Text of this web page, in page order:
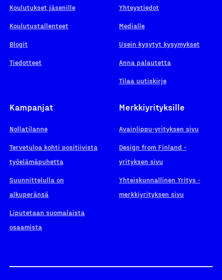
Koulutukset jäsenille
Koulutustallenteet
Blogit
Tiedotteet
Yhteystiedot
Medialle
Usein kysytyt kysymykset
Anna palautetta
Tilaa uutiskirje
Kampanjat
Nollatilanne
Tervetuloa kohti positiivista
työelämäpuhetta
Suunnittelulla on
alkuperänsä
Liputetaan suomalaista
osaamista
Merkkiyrityksille
Avainlippu-yrityksen sivu
Design from Finland -
yrityksen sivu
Yhteiskunnallinen Yritys -
merkkiyrityksen sivu